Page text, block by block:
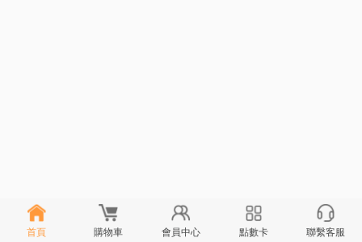
首頁 購物車 會員中心 點數卡 聯繫客服